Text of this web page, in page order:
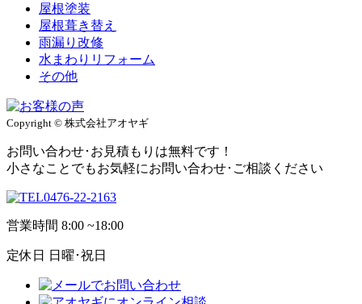
屋根塗装
屋根葺き替え
雨漏り改修
水まわりリフォーム
その他
Copyright © 株式会社アオヤギ
お問い合わせ･お見積もりは無料です！
小さなことでもお気軽にお問い合わせ･ご相談ください
0476-22-2163
営業時間 8:00 ~18:00
定休日 日曜･祝日